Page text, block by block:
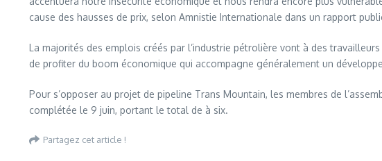
cause des hausses de prix, selon Amnistie Internationale dans un rapport
La majorités des emplois créés par l’industrie pétrolière vont à des
de profiter du boom économique qui accompagne généralement un
Pour s’opposer au projet de pipeline Trans Mountain, les membres de
complétée le 9 juin, portant le total de à six.
Partagez cet article !